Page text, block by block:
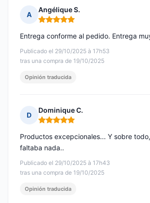
A
Angélique S.
Nota: 5 de 5
Publicado el 29/10/2025 à 17h53
tras una compra de 19/10/2025
Entrega conforme al pedido. Entrega
Opinión traducida
D
Dominique C.
Nota: 5 de 5
Publicado el 29/10/2025 à 17h43
tras una compra de 19/10/2025
Productos excepcionales... Y sobre
faltaba nada..
Opinión traducida